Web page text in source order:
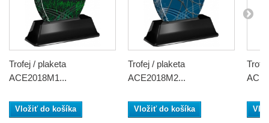
Trofej / plaketa
ACE2018M1...
Vložiť do košíka
Trofej / plaketa
ACE2018M2...
Vložiť do košíka